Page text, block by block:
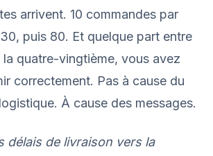
arrivent. 10 commandes par
puis 80. Et quelque part entre
la quatre-vingtième, vous avez
correctement. Pas à cause du
À cause des messages.
délais de livraison vers la